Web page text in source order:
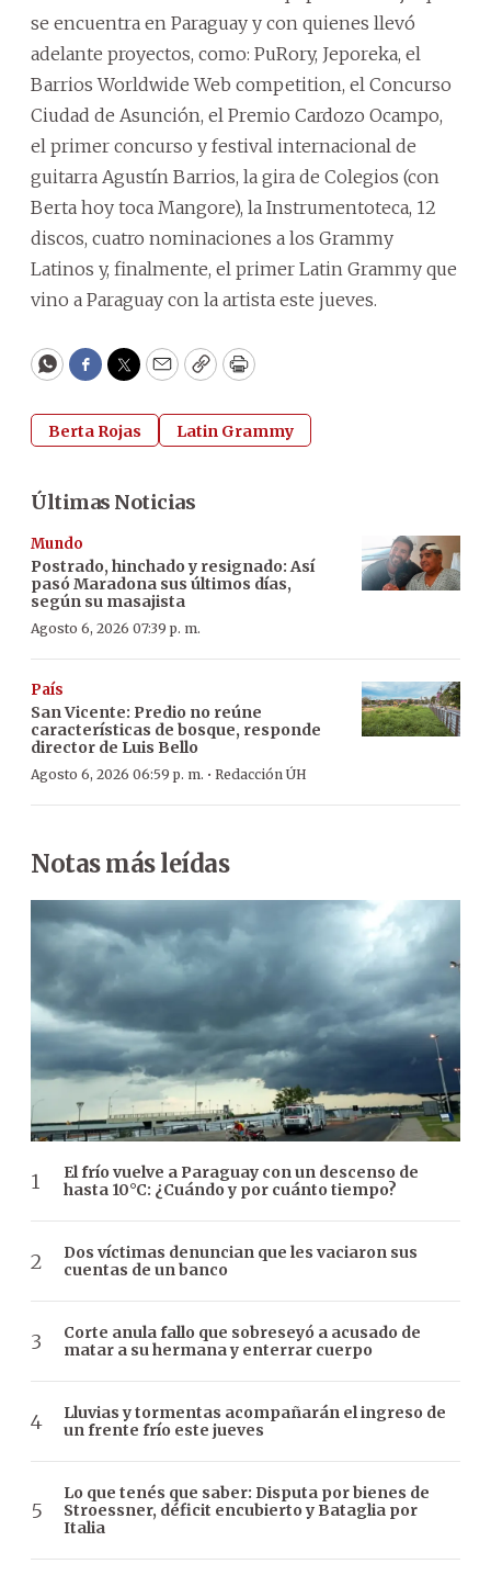
se encuentra en Paraguay y con quienes llevó
adelante proyectos, como: PuRory, Jeporeka, el
Barrios Worldwide Web competition, el Concurso
Ciudad de Asunción, el Premio Cardozo Ocampo,
el primer concurso y festival internacional de
guitarra Agustín Barrios, la gira de Colegios (con
Berta hoy toca Mangore), la Instrumentoteca, 12
discos, cuatro nominaciones a los Grammy
Latinos y, finalmente, el primer Latin Grammy que
vino a Paraguay con la artista este jueves.
WhatsApp
Facebook
Twitter
EmailCopyPrint
Berta Rojas Latin Grammy
Últimas Noticias
Mundo
Postrado, hinchado y resignado: Así
pasó Maradona sus últimos días,
según su masajista
Agosto 6, 2026 07:39 p. m.
País
San Vicente: Predio no reúne
características de bosque, responde
director de Luis Bello
Agosto 6, 2026 06:59 p. m. · Redacción ÚH
Notas más leídas
El frío vuelve a Paraguay con un descenso de
hasta 10°C: ¿Cuándo y por cuánto tiempo?
Dos víctimas denuncian que les vaciaron sus
cuentas de un banco
Corte anula fallo que sobreseyó a acusado de
matar a su hermana y enterrar cuerpo
Lluvias y tormentas acompañarán el ingreso de
un frente frío este jueves
Lo que tenés que saber: Disputa por bienes de
Stroessner, déficit encubierto y Bataglia por
Italia